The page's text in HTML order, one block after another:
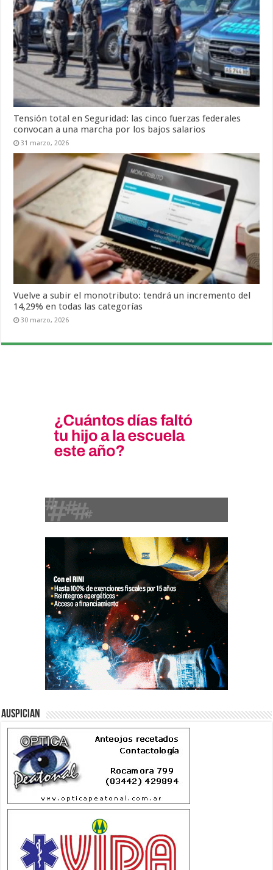
Tensión total en Seguridad: las cinco fuerzas federales
convocan a una marcha por los bajos salarios
31 marzo, 2026
Vuelve a subir el monotributo: tendrá un incremento del
14,29% en todas las categorías
30 marzo, 2026
Auspician